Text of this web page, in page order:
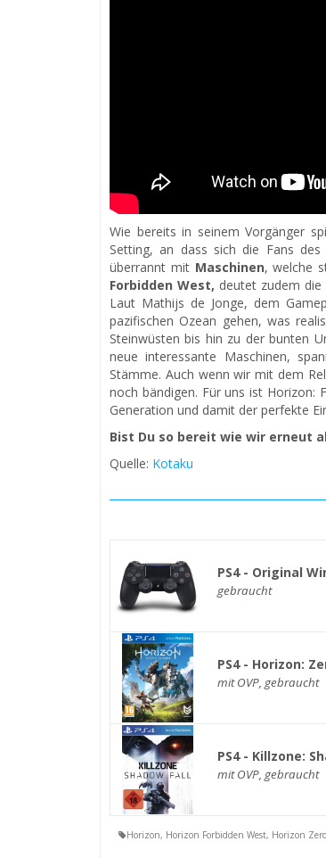
Wie bereits in seinem Vorgänger
Setting, an dass sich die Fans
überrannt mit Maschinen, welche
Forbidden West, deutet zudem
Laut Mathijs de Jonge, dem
pazifischen Ozean gehen, was
Steinwüsten bis hin zu der bunten
neue interessante Maschinen,
Stämme. Auch wenn wir mit dem
noch bändigen. Für uns ist Horizon:
Generation und damit der perfekte
Bist Du so bereit wie wir erneut
Quelle: Kotaku
PS4 - Original
gebraucht
PS4 - Horizon:
mit OVP, gebraucht
PS4 - Killzone:
mit OVP, gebraucht
Horizon, Horizon Forbidden West, Horizon